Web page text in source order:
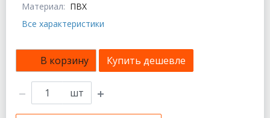
Материал: ПВХ
Все характеристики
В корзину Купить дешевле
шт